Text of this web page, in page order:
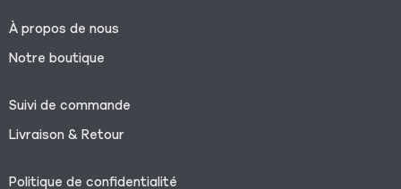
À propos de nous
Notre boutique
Suivi de commande
Livraison & Retour
Politique de confidentialité